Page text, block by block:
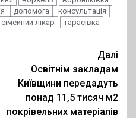
допомога
консультація
сімейний лікар
тарасівка
Далі
Освітнім закладам
Київщини передадуть
понад 11,5 тисяч м2
покрівельних матеріалів